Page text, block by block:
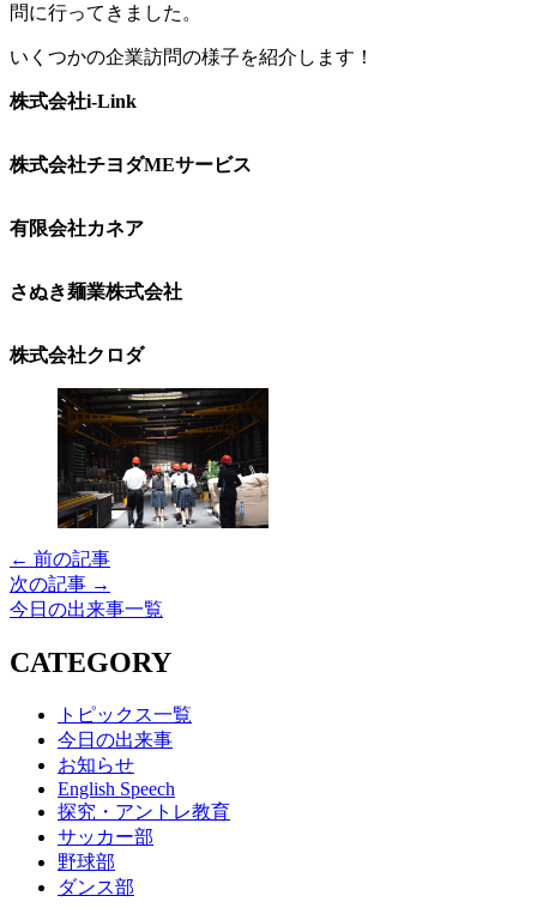
問に行ってきました。
いくつかの企業訪問の様子を紹介します！
株式会社i-Link
株式会社チヨダMEサービス
有限会社カネア
さぬき麺業株式会社
株式会社クロダ
← 前の記事
次の記事 →
今日の出来事一覧
CATEGORY
トピックス一覧
今日の出来事
お知らせ
English Speech
探究・アントレ教育
サッカー部
野球部
ダンス部